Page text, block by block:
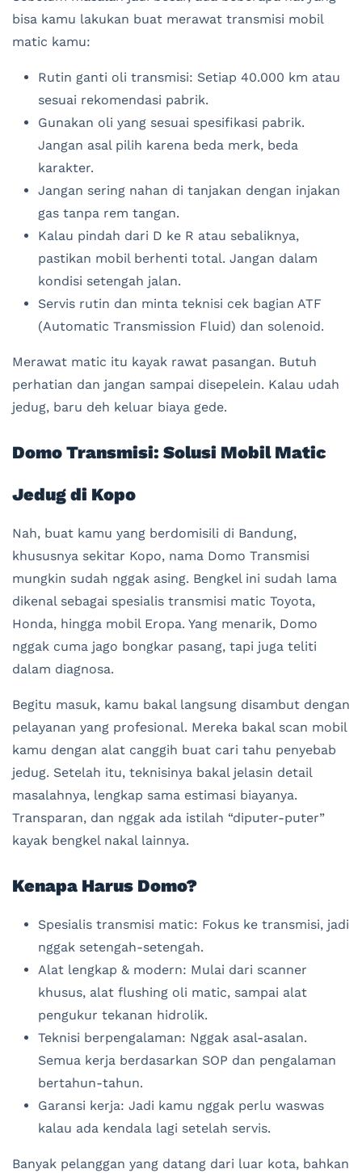
bisa kamu lakukan buat merawat transmisi mobil
matic kamu:
Rutin ganti oli transmisi: Setiap 40.000 km atau
sesuai rekomendasi pabrik.
Gunakan oli yang sesuai spesifikasi pabrik.
Jangan asal pilih karena beda merk, beda
karakter.
Jangan sering nahan di tanjakan dengan injakan
gas tanpa rem tangan.
Kalau pindah dari D ke R atau sebaliknya,
pastikan mobil berhenti total. Jangan dalam
kondisi setengah jalan.
Servis rutin dan minta teknisi cek bagian ATF
(Automatic Transmission Fluid) dan solenoid.
Merawat matic itu kayak rawat pasangan. Butuh
perhatian dan jangan sampai disepelein. Kalau udah
jedug, baru deh keluar biaya gede.
Domo Transmisi: Solusi Mobil Matic
Jedug di Kopo
Nah, buat kamu yang berdomisili di Bandung,
khususnya sekitar Kopo, nama Domo Transmisi
mungkin sudah nggak asing. Bengkel ini sudah lama
dikenal sebagai spesialis transmisi matic Toyota,
Honda, hingga mobil Eropa. Yang menarik, Domo
nggak cuma jago bongkar pasang, tapi juga teliti
dalam diagnosa.
Begitu masuk, kamu bakal langsung disambut dengan
pelayanan yang profesional. Mereka bakal scan mobil
kamu dengan alat canggih buat cari tahu penyebab
jedug. Setelah itu, teknisinya bakal jelasin detail
masalahnya, lengkap sama estimasi biayanya.
Transparan, dan nggak ada istilah “diputer-puter”
kayak bengkel nakal lainnya.
Kenapa Harus Domo?
Spesialis transmisi matic: Fokus ke transmisi, jadi
nggak setengah-setengah.
Alat lengkap & modern: Mulai dari scanner
khusus, alat flushing oli matic, sampai alat
pengukur tekanan hidrolik.
Teknisi berpengalaman: Nggak asal-asalan.
Semua kerja berdasarkan SOP dan pengalaman
bertahun-tahun.
Garansi kerja: Jadi kamu nggak perlu waswas
kalau ada kendala lagi setelah servis.
Banyak pelanggan yang datang dari luar kota, bahkan